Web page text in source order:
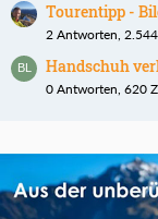
Tourentipp -
2 Antworten,
Handschuh
0 Antworten, 620